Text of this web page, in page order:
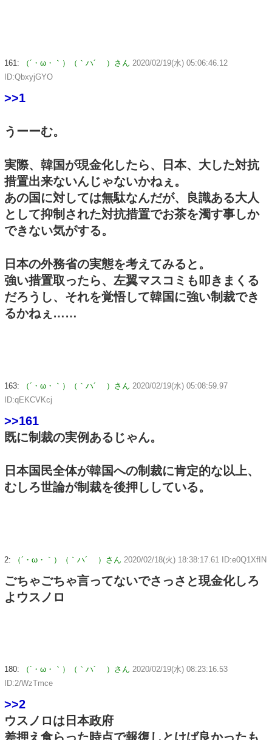
161: （´・ω・｀）（｀ハ´ ）さん 2020/02/19(水) 05:06:46.12
ID:QbxyjGYO
>>1
うーーむ。
実際、韓国が現金化したら、日本、大した対抗
措置出来ないんじゃないかねぇ。
あの国に対しては無駄なんだが、良識ある大人
として抑制された対抗措置でお茶を濁す事しか
できない気がする。
日本の外務省の実態を考えてみると。
強い措置取ったら、左翼マスコミも叩きまくる
だろうし、それを覚悟して韓国に強い制裁でき
るかねぇ……
163: （´・ω・｀）（｀ハ´ ）さん 2020/02/19(水) 05:08:59.97
ID:qEKCVKcj
>>161
既に制裁の実例あるじゃん。
日本国民全体が韓国への制裁に肯定的な以上、
むしろ世論が制裁を後押ししている。
2: （´・ω・｀）（｀ハ´ ）さん 2020/02/18(火) 18:38:17.61 ID:e0Q1XfIN
ごちゃごちゃ言ってないでさっさと現金化しろ
よウスノロ
180: （´・ω・｀）（｀ハ´ ）さん 2020/02/19(水) 08:23:16.53
ID:2/WzTmce
>>2
ウスノロは日本政府
差押え食らった時点で報復しとけば良かったも